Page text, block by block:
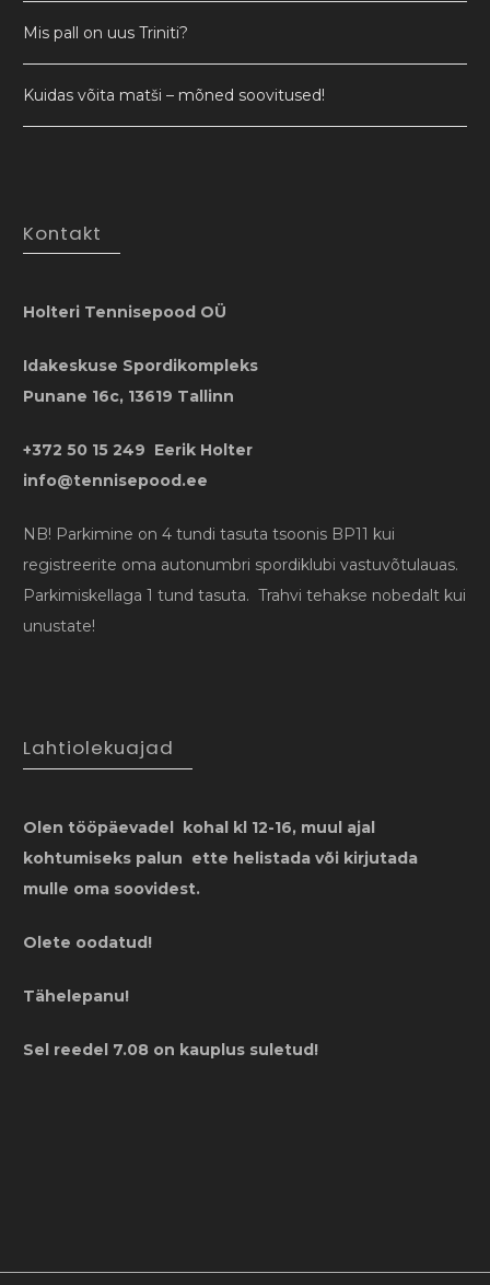
Mis pall on uus Triniti?
Kuidas võita matši – mõned soovitused!
Kontakt
Holteri Tennisepood OÜ
Idakeskuse Spordikompleks
Punane 16c, 13619 Tallinn
+372 50 15 249 Eerik Holter
info@tennisepood.ee
NB! Parkimine on 4 tundi tasuta tsoonis BP11 kui
registreerite oma autonumbri spordiklubi vastuvõtulauas.
Parkimiskellaga 1 tund tasuta. Trahvi tehakse nobedalt kui
unustate!
Lahtiolekuajad
Olen tööpäevadel kohal kl 12-16, muul ajal
kohtumiseks palun ette helistada või kirjutada
mulle oma soovidest.
Olete oodatud!
Tähelepanu!
Sel reedel 7.08 on kauplus suletud!